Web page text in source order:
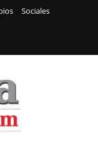
Sociales